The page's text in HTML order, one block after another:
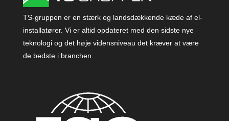
TS-gruppen er en stærk og landsdækkende kæde af el-
installatører. Vi er altid opdateret med den sidste nye
teknologi og det høje vidensniveau det kræver at være
de bedste i branchen.